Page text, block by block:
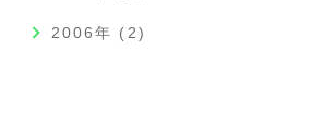
2006年 (2)